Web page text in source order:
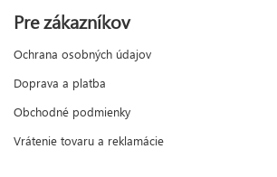
Pre zákazníkov
Ochrana osobných údajov
Doprava a platba
Obchodné podmienky
Vrátenie tovaru a reklamácie